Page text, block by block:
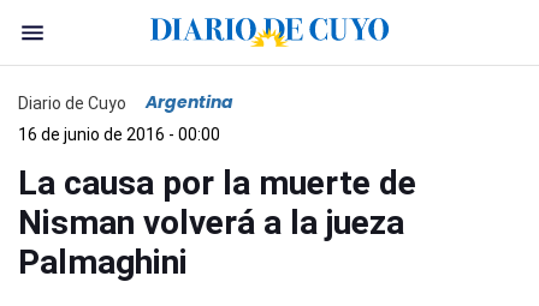
Diario de Cuyo Argentina
16 de junio de 2016 - 00:00
La causa por la muerte de
Nisman volverá a la jueza
Palmaghini